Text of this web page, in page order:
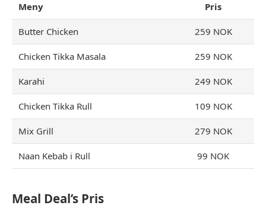
Meny Pris
Butter Chicken 259 NOK
Chicken Tikka Masala 259 NOK
Karahi 249 NOK
Chicken Tikka Rull 109 NOK
Mix Grill 279 NOK
Naan Kebab i Rull 99 NOK
Meal Deal’s Pris